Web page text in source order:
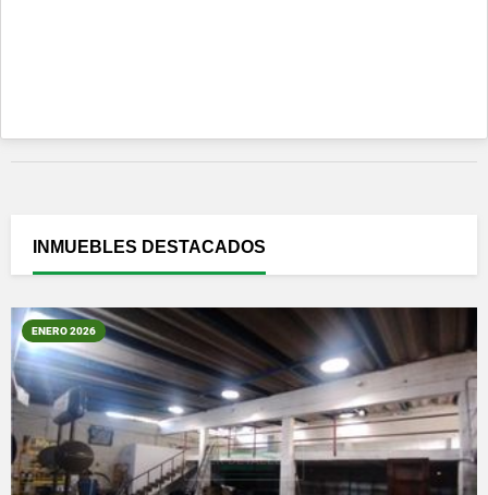
INMUEBLES DESTACADOS
ENERO 2026
VER DETALLES